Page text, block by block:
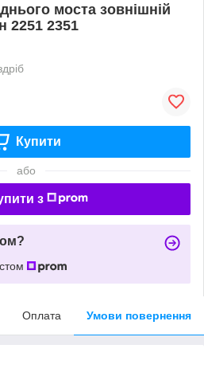
моста зовнішній
2251 2351
Купити
або
з
Оплата Умови повернення